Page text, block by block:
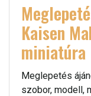
Kaisen
miniatúra
Meglepetés
szobor, modell,